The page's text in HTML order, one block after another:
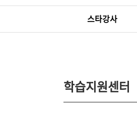
스타강사
학습지원센터